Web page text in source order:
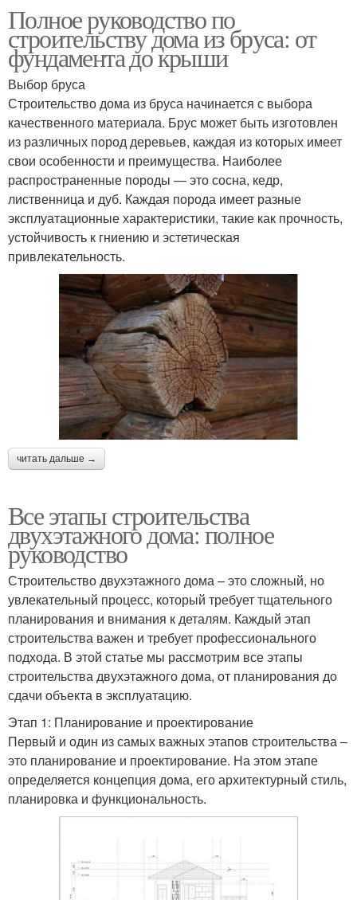
Полное руководство по
строительству дома из бруса: от
фундамента до крыши
Выбор бруса
Строительство дома из бруса начинается с выбора
качественного материала. Брус может быть изготовлен
из различных пород деревьев, каждая из которых имеет
свои особенности и преимущества. Наиболее
распространенные породы — это сосна, кедр,
лиственница и дуб. Каждая порода имеет разные
эксплуатационные характеристики, такие как прочность,
устойчивость к гниению и эстетическая
привлекательность.
читать дальше →
Все этапы строительства
двухэтажного дома: полное
руководство
Строительство двухэтажного дома – это сложный, но
увлекательный процесс, который требует тщательного
планирования и внимания к деталям. Каждый этап
строительства важен и требует профессионального
подхода. В этой статье мы рассмотрим все этапы
строительства двухэтажного дома, от планирования до
сдачи объекта в эксплуатацию.
Этап 1: Планирование и проектирование
Первый и один из самых важных этапов строительства –
это планирование и проектирование. На этом этапе
определяется концепция дома, его архитектурный стиль,
планировка и функциональность.